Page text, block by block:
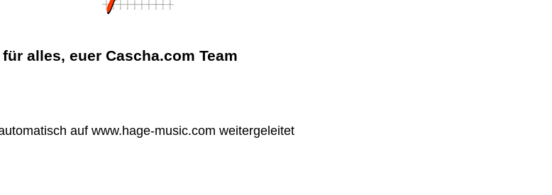
alles, euer Cascha.com Team
auf www.hage-music.com weitergeleitet